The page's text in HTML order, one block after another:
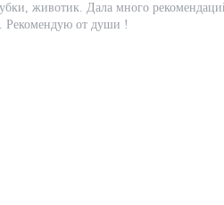
животик. Дала много
Рекомендую от души !